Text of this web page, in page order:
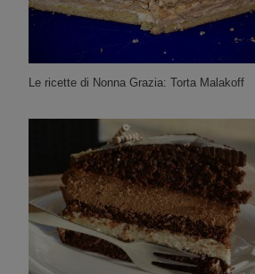
Le ricette di Nonna Grazia: Torta Malakoff